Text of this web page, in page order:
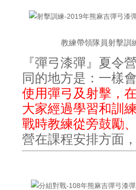
教練帶領隊員射擊訓
『彈弓漆彈』夏令
同的地方是 ： 一樣
使用彈弓及射擊 ，
大家經過學習和訓
戰時教練從旁鼓勵、
營在課程安排方面 ，